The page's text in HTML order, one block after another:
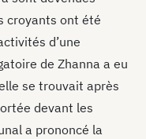
croyants ont été
d’une
de Zhanna a eu
se trouvait après
devant les
a prononcé la